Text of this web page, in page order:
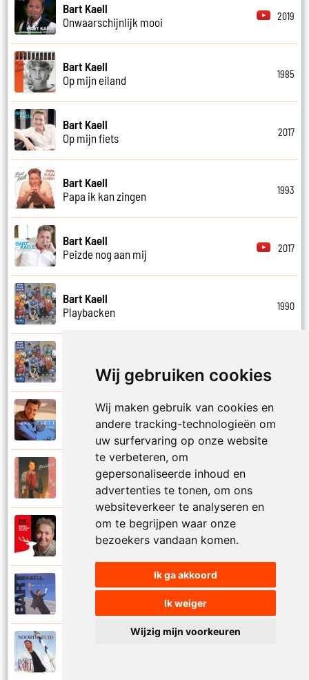
Wij gebruiken cookies
Wij maken gebruik van cookies en
andere tracking-technologieën om
uw surfervaring op onze website
te verbeteren, om
gepersonaliseerde inhoud en
advertenties te tonen, om ons
websiteverkeer te analyseren en
om te begrijpen waar onze
bezoekers vandaan komen.
Ik ga akkoord
Ik weiger
Wijzig mijn voorkeuren
Bart Kaell
Onwaarschijnlijk mooi
2019
Bart Kaell
Op mijn eiland
1985
Bart Kaell
Op mijn fiets
2017
Bart Kaell
Papa ik kan zingen
1993
Bart Kaell
Peizde nog aan mij
2017
Bart Kaell
Playbacken
1990
Popidool
Bart Kaell
Prinses
Bart Kaell
Bart Kaell
Rudolf het gekke rendier
Bart Kaell